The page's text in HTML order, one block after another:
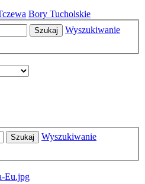
Bory Tucholskie
Szukaj
Wyszukiwanie
Szukaj
Wyszukiwanie